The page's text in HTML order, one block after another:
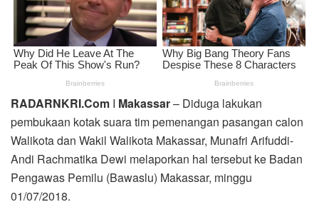
RADARNKRI.Com I Makassar– Diduga lakukan
pembukaan kotak suara tim pemenangan pasangan calon
Walikota dan Wakil Walikota Makassar, Munafri Arifuddi-
Andi Rachmatika Dewi melaporkan hal tersebut ke Badan
Pengawas Pemilu (Bawaslu) Makassar, minggu
01/07/2018.